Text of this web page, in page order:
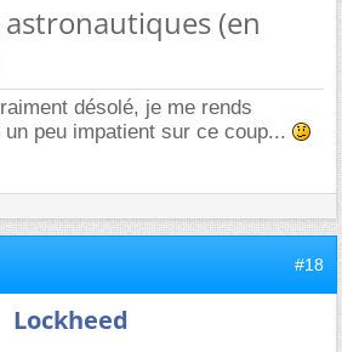
astronautiques (en
désolé, je me rends
peu impatient sur ce coup...
#18
Lockheed